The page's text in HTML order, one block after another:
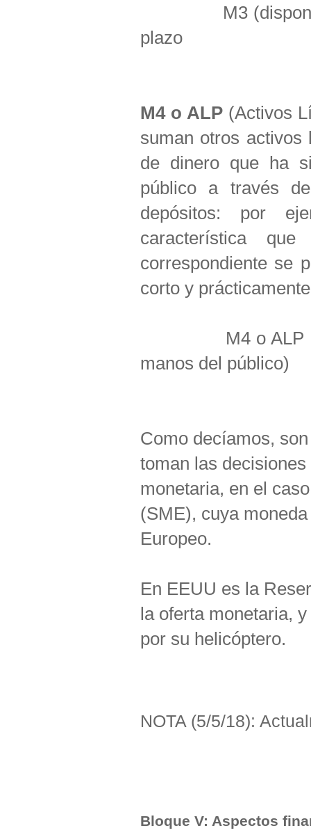
M3
plazo
M4 o ALP (Activos
suman otros
de dinero que ha
público a través
depósitos: por
característica
correspondiente se
corto y
M4 o ALP = M3
manos del público)
Como decíamos,
toman las
monetaria, en el
(SME), cuya
Europeo.
En EEUU es la
la oferta monetaria,
por su helicóptero.
NOTA (5/5/18):
Bloque V: Aspectos